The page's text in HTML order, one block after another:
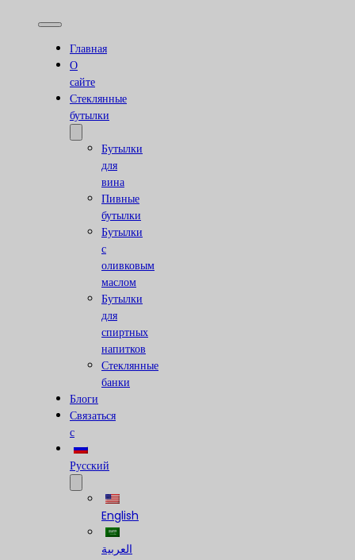
Главная
О
сайте
Стеклянные
бутылки
Бутылки
для
вина
Пивные
бутылки
Бутылки
с
оливковым
маслом
Бутылки
для
спиртных
напитков
Стеклянные
банки
Блоги
Связаться
с
Русский
English
العربية